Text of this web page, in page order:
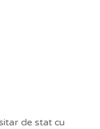
de stat cu